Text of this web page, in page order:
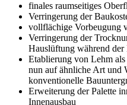
finales raumseitiges
Verringerung der
vollflächige Vorbeugung
Verringerung der
Hauslüftung während der
Etablierung von Lehm als
nun auf ähnliche Art und
konventionelle
Erweiterung der Palette
Innenausbau